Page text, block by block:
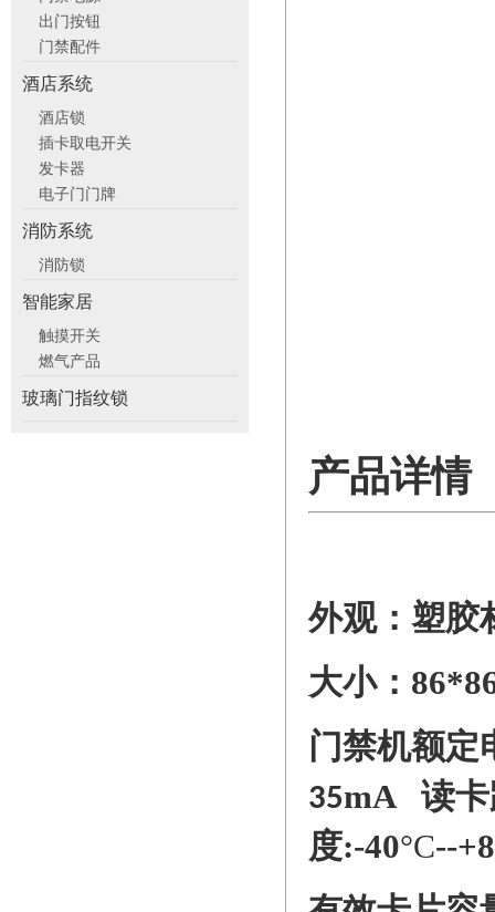
出门按钮
门禁配件
酒店系统
酒店锁
插卡取电开关
发卡器
电子门门牌
消防系统
消防锁
智能家居
触摸开关
燃气产品
玻璃门指纹锁
产品详情
外观：塑胶
大小：
门禁机额定
35mA
读
度:-40°C--+